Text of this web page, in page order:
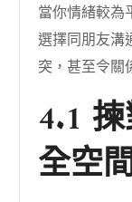
當你情緒較為
選擇同朋友溝
突，甚至令關
4.1
全空